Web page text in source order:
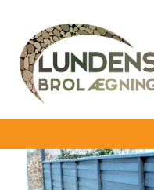
content